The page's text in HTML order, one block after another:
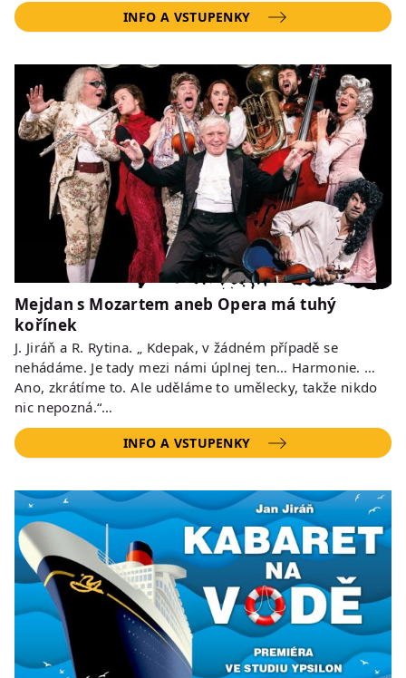
INFO A VSTUPENKY
Mejdan s Mozartem aneb Opera má tuhý
kořínek
J. Jiráň a R. Rytina. „ Kdepak, v žádném případě se
nehádáme. Je tady mezi námi úplnej ten… Harmonie. …
Ano, zkrátíme to. Ale uděláme to umělecky, takže nikdo
nic nepozná.“…
INFO A VSTUPENKY